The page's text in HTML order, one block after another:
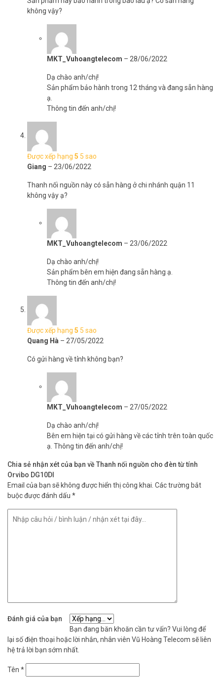
không vậy?
MKT_Vuhoangtelecom – 28/06/2022
Dạ chào anh/chị!
Sản phẩm bảo hành trong 12 tháng và đang sẵn hàng
ạ.
Thông tin đến anh/chị!
Được xếp hạng 5 5 sao
Giang – 23/06/2022
Thanh nối nguồn này có sẵn hàng ở chi nhánh quận 11
không vậy ạ?
MKT_Vuhoangtelecom – 23/06/2022
Dạ chào anh/chị!
Sản phẩm bên em hiện đang sẵn hàng ạ.
Thông tin đến anh/chị!
Được xếp hạng 5 5 sao
Quang Hà – 27/05/2022
Có gửi hàng về tỉnh không bạn?
MKT_Vuhoangtelecom – 27/05/2022
Dạ chào anh/chị!
Bên em hiện tại có gửi hàng về các tỉnh trên toàn quốc
ạ. Thông tin đến anh/chị!
Chia sẻ nhận xét của bạn về Thanh nối nguồn cho đèn từ tính
Orvibo DG10DI
Email của bạn sẽ không được hiển thị công khai. Các trường bắt
buộc được đánh dấu *
Đánh giá của bạn
Bạn đang băn khoăn cần tư vấn? Vui lòng để
lại số điện thoại hoặc lời nhắn, nhân viên Vũ Hoàng Telecom sẽ liên
hệ trả lời bạn sớm nhất.
Tên *